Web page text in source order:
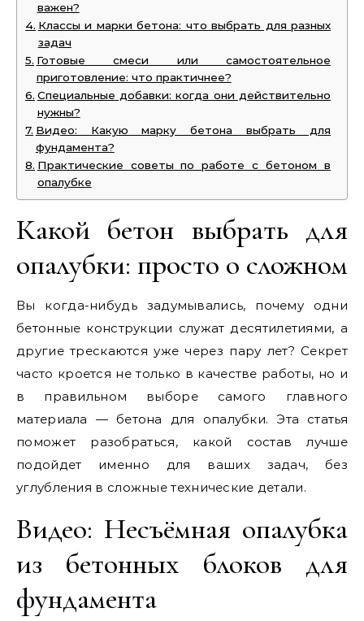
важен?
Классы и марки бетона: что выбрать для разных
задач
Готовые смеси или самостоятельное
приготовление: что практичнее?
Специальные добавки: когда они действительно
нужны?
Видео: Какую марку бетона выбрать для
фундамента?
Практические советы по работе с бетоном в
опалубке
Какой бетон выбрать для
опалубки: просто о сложном
Вы когда-нибудь задумывались, почему одни
бетонные конструкции служат десятилетиями, а
другие трескаются уже через пару лет? Секрет
часто кроется не только в качестве работы, но и
в правильном выборе самого главного
материала — бетона для опалубки. Эта статья
поможет разобраться, какой состав лучше
подойдет именно для ваших задач, без
углубления в сложные технические детали.
Видео: Несъёмная опалубка
из бетонных блоков для
фундамента